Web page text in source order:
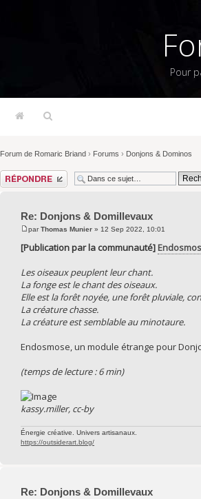
Pour
Forum de Romaric Briand › Forums › Donjons & Dominos
Répondre
Re: Donjons & Domillevaux
parThomas Munier » 12 Sep 2022, 10:01
[Publication par la communauté]
Les oiseaux peuplent leur chant.
La fonge est le chant des oiseaux.
Elle est la forêt noyée, une forêt pluviale,
La créature chasse.
La créature est semblable au minotaure.
Endosmose, un module étrange pour
(temps de lecture : 6 min)
kassy.miller, cc-by
Énergie créative. Univers artisanaux.
https://outsiderart.blog/
Re: Donjons & Domillevaux